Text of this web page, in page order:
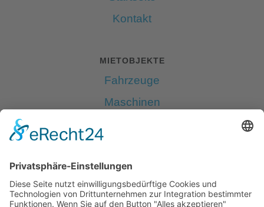
Kontakt
MIETOBJEKTE
Fahrzeuge
Maschinen
Party